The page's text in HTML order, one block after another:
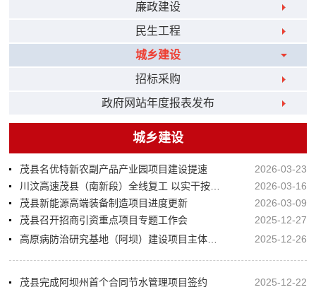
廉政建设
民生工程
城乡建设
招标采购
政府网站年度报表发布
城乡建设
茂县名优特新农副产品产业园项目建设提速
2026-03-23
2026-03-16
茂县新能源高端装备制造项目进度更新
2026-03-09
茂县召开招商引资重点项目专题工作会
2025-12-27
2025-12-26
茂县完成阿坝州首个合同节水管理项目签约
2025-12-22